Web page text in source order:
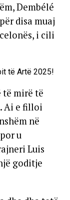
Dembélé
disa muaj
i cili
të mirë të
Ai e filloi
në
u
Luis
goditje